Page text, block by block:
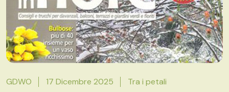
GDWO 17 Dicembre 2025 Tra i petali